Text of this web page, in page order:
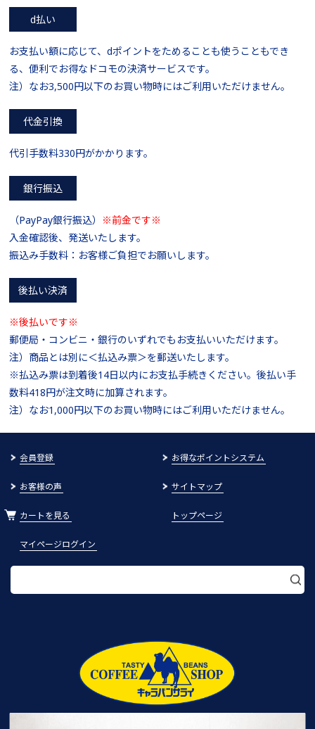
d払い
お支払い額に応じて、dポイントをためることも使うこともでき
る、便利でお得なドコモの決済サービスです。
注）なお3,500円以下のお買い物時にはご利用いただけません。
代金引換
代引手数料330円がかかります。
銀行振込
（PayPay銀行振込） ※前金です※
入金確認後、発送いたします。
振込み手数料：お客様ご負担でお願いします。
後払い決済
※後払いです※
郵便局・コンビニ・銀行のいずれでもお支払いいただけます。
注）商品とは別に＜払込み票＞を郵送いたします。
※払込み票は到着後14日以内にお支払手続きください。後払い手
数料418円が注文時に加算されます。
注）なお1,000円以下のお買い物時にはご利用いただけません。
会員登録 お得なポイントシステム
お客様の声 サイトマップ
カートを見る トップページ
マイページログイン